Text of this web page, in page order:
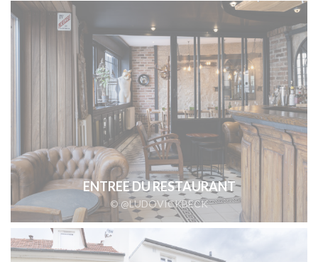
ENTREE DU RESTAURANT
© @LUDOVICKBECK